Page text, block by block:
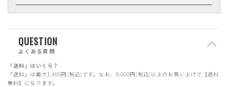
QUESTION
よくある質問
「送料」はいくら？
「送料」は最大1,400円(税込)です。なお、8,000円(税込)以上のお買い上げで【送料
無料】になります。